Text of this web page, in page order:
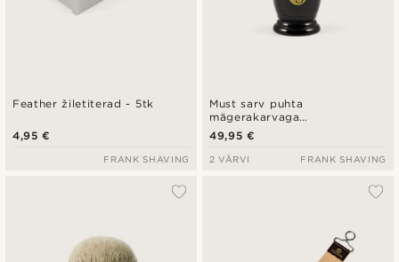
Feather žiletiterad - 5tk
4,95 €
FRANK SHAVING
Must sarv puhta
mägerakarvaga
habemeajamishari
49,95 €
2 VÄRVI FRANK SHAVING